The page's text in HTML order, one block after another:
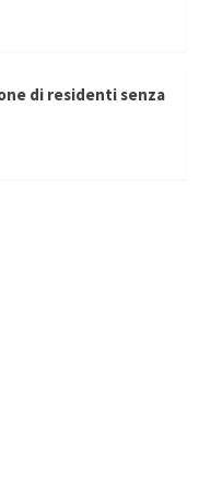
di residenti senza